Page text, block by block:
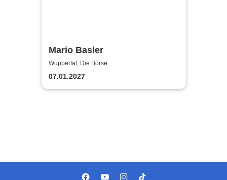
Mario Basler
Wuppertal, Die Börse
07.01.2027